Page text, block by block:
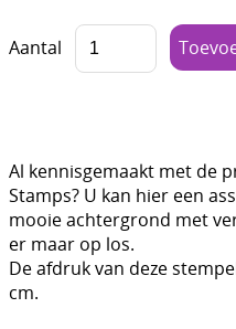
Basis
Kleurboeken en
Cadeaubon
Diversen
DIY Kits
Aantal
Al kennisgemaakt met de
Stamps? U kan hier een
mooie achtergrond met
er maar op los.
De afdruk van deze
cm.